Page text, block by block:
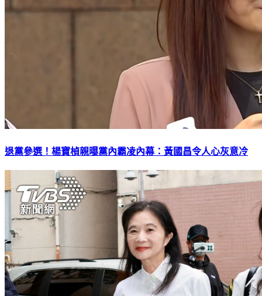
退黨參選！楊寶楨親曝黨內霸凌內幕：黃國昌令人心灰意冷